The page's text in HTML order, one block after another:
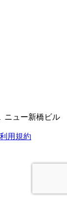
ニュー新橋ビル
用規約